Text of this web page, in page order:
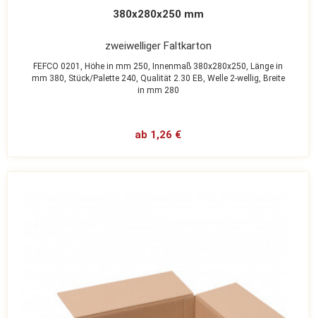
380x280x250 mm
zweiwelliger Faltkarton
FEFCO 0201, Höhe in mm 250, Innenmaß 380x280x250, Länge in
mm 380, Stück/Palette 240, Qualität 2.30 EB, Welle 2-wellig, Breite
in mm 280
ab 1,26 €